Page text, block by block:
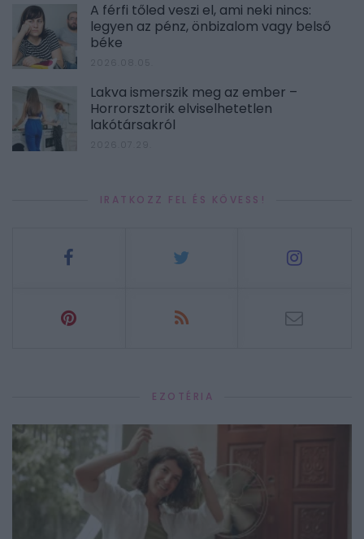
A férfi tőled veszi el, ami neki nincs:
legyen az pénz, önbizalom vagy belső
béke
Lakva ismerszik meg az ember –
Horrorsztorik elviselhetetlen
lakótársakról
2026.07.29.
IRATKOZZ FEL ÉS KÖVESS!
EZOTÉRIA